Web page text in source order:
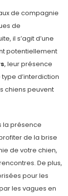
de compagnie
de
il s’agit d’une
potentiellement
, leur présence
d’interdiction
chiens peuvent
la présence
de la brise
de votre chien,
De plus,
pour les
les vagues en